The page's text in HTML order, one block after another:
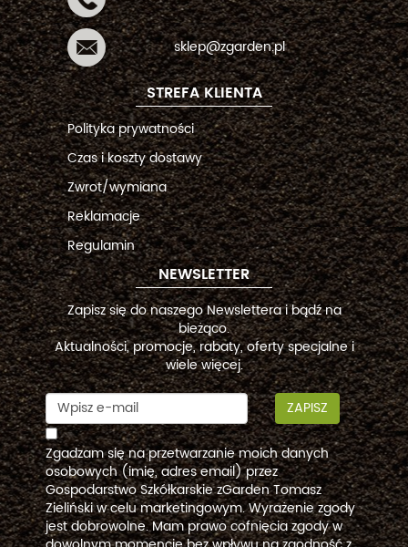
sklep@zgarden.pl
STREFA KLIENTA
Polityka prywatności
Czas i koszty dostawy
Zwrot/wymiana
Reklamacje
Regulamin
NEWSLETTER
Zapisz się do naszego Newslettera i bądź na
bieżąco.
Aktualności, promocje, rabaty, oferty specjalne i
wiele więcej.
ZAPISZ
Zgadzam się na przetwarzanie moich danych
osobowych (imię, adres email) przez
Gospodarstwo Szkółkarskie zGarden Tomasz
Zieliński w celu marketingowym. Wyrażenie zgody
jest dobrowolne. Mam prawo cofnięcia zgody w